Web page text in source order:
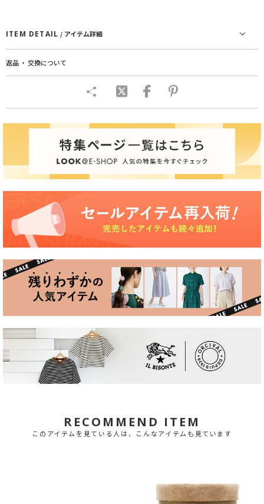
ITEM DETAIL / アイテム詳細
返品 ・ 交換について
RECOMMEND ITEM
このアイテムを見ている人は、こんなアイテムも見ています